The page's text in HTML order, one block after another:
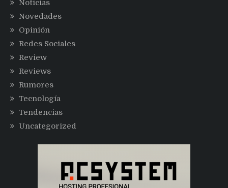
Noticias
Novedades
Opinión
Redes Sociales
Review
Reviews
Rumores
Tecnología
Tendencias
Uncategorized